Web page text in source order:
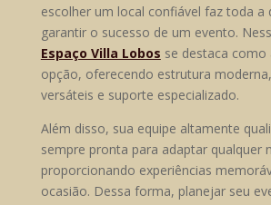
escolher um local confiável faz toda a
garantir o sucesso de um evento.
Espaço Villa Lobos se destaca como
opção, oferecendo estrutura
versáteis e suporte especializado.
Além disso, sua equipe altamente
sempre pronta para adaptar qualquer
proporcionando experiências
ocasião. Dessa forma, planejar seu